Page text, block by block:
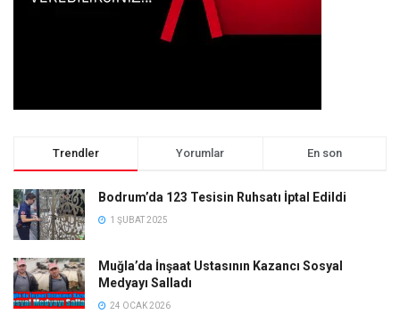
Trendler Yorumlar En son
Bodrum’da 123 Tesisin Ruhsatı İptal Edildi
1 ŞUBAT 2025
Muğla’da İnşaat Ustasının Kazancı Sosyal
Medyayı Salladı
24 OCAK 2026